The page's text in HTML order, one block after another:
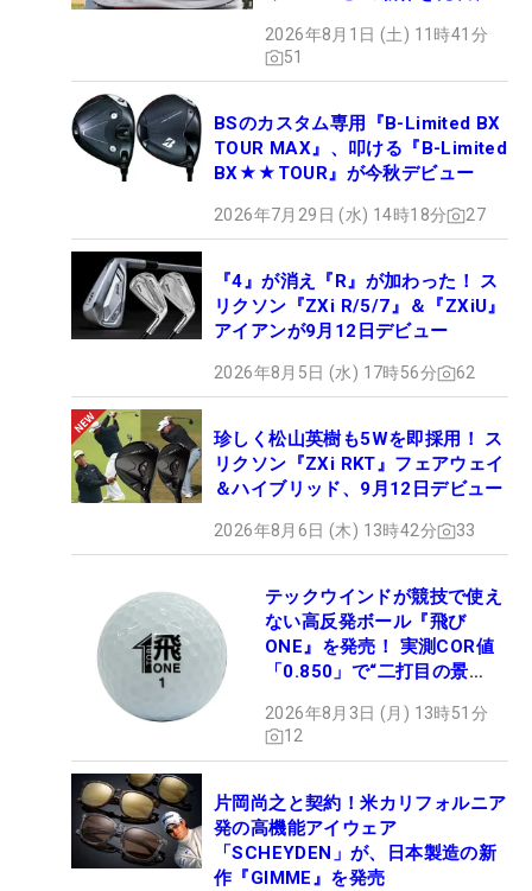
2026年8月1日 (土) 11時41分
51
BSのカスタム専用『B-Limited BX
TOUR MAX』、叩ける『B-Limited
BX★★TOUR』が今秋デビュー
2026年7月29日 (水) 14時18分 27
『4』が消え『R』が加わった！ ス
リクソン『ZXi R/5/7』＆『ZXiU』
アイアンが9月12日デビュー
2026年8月5日 (水) 17時56分 62
珍しく松山英樹も5Wを即採用！ ス
リクソン『ZXi RKT』フェアウェイ
＆ハイブリッド、9月12日デビュー
2026年8月6日 (木) 13時42分 33
テックウインドが競技で使え
ない高反発ボール『飛び
ONE』を発売！ 実測COR値
「0.850」で“二打目の景
2026年8月3日 (月) 13時51分
12
片岡尚之と契約！米カリフォルニア
発の高機能アイウェア
「SCHEYDEN」が、日本製造の新
作『GIMME』を発売